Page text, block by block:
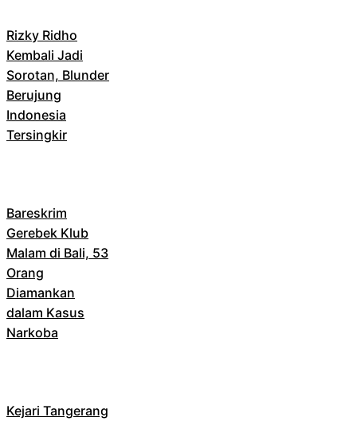
Rizky Ridho
Kembali Jadi
Sorotan, Blunder
Berujung
Indonesia
Tersingkir
Bareskrim
Gerebek Klub
Malam di Bali, 53
Orang
Diamankan
dalam Kasus
Narkoba
Kejari Tangerang